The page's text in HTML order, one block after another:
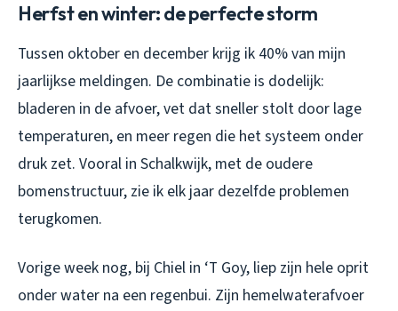
Herfst en winter: de perfecte storm
Tussen oktober en december krijg ik 40% van mijn
jaarlijkse meldingen. De combinatie is dodelijk:
bladeren in de afvoer, vet dat sneller stolt door lage
temperaturen, en meer regen die het systeem onder
druk zet. Vooral in Schalkwijk, met de oudere
bomenstructuur, zie ik elk jaar dezelfde problemen
terugkomen.
Vorige week nog, bij Chiel in ‘T Goy, liep zijn hele oprit
onder water na een regenbui. Zijn hemelwaterafvoer